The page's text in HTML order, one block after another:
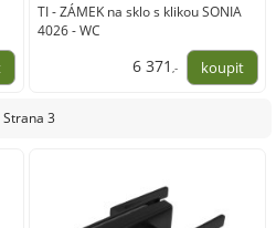
TI - ZÁMEK na sklo s klikou SONIA
4026 - WC
6 371 ,-
Strana 3